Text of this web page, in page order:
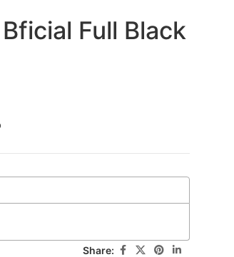
Full Black
Share: